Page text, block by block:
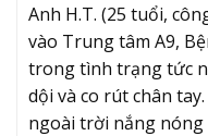
Anh H.T. (25 tuổi,
vào Trung tâm A9,
trong tình trạng tức
dội và co rút chân
ngoài trời nắng